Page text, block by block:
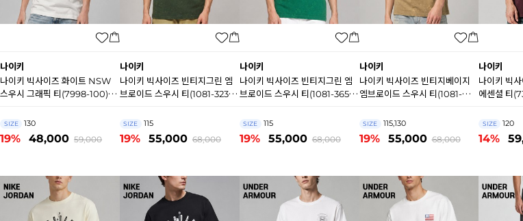
나이키
나이키 빅사이즈 화이트 NSW
스우시 그래픽 티(7998-100)
SIZE 130
19% 48,000 59,000
나이키
나이키 빅사이즈 빈티지그린 엠
브로이드 스우시 티(1081-323)
SIZE 115
19% 55,000 68,000
나이키
나이키 빅사이즈 빈티지그린 엠
브로이드 스우시 티(1081-365)
SIZE 115
19% 55,000 68,000
나이키
나이키 빅사이즈 빈티지베이지
엠브로이드 스우시 티(1081-
SIZE 115,130
19% 55,000 68,000
나이키
나이키 빅
에센셜 티
SIZE 120
14%